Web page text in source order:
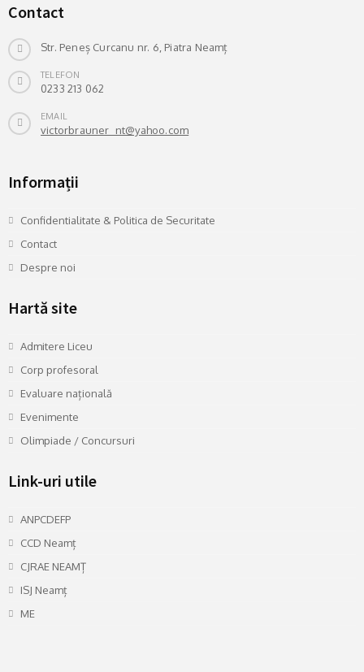
Contact
Str. Peneș Curcanu nr. 6, Piatra Neamț
TELEFON
0233 213 062
EMAIL
victorbrauner_nt@yahoo.com
Informații
Confidentialitate & Politica de Securitate
Contact
Despre noi
Hartă site
Admitere Liceu
Corp profesoral
Evaluare națională
Evenimente
Olimpiade / Concursuri
Link-uri utile
ANPCDEFP
CCD Neamț
CJRAE NEAMȚ
ISJ Neamț
ME